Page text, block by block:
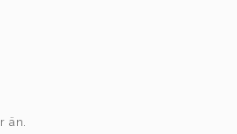
än.